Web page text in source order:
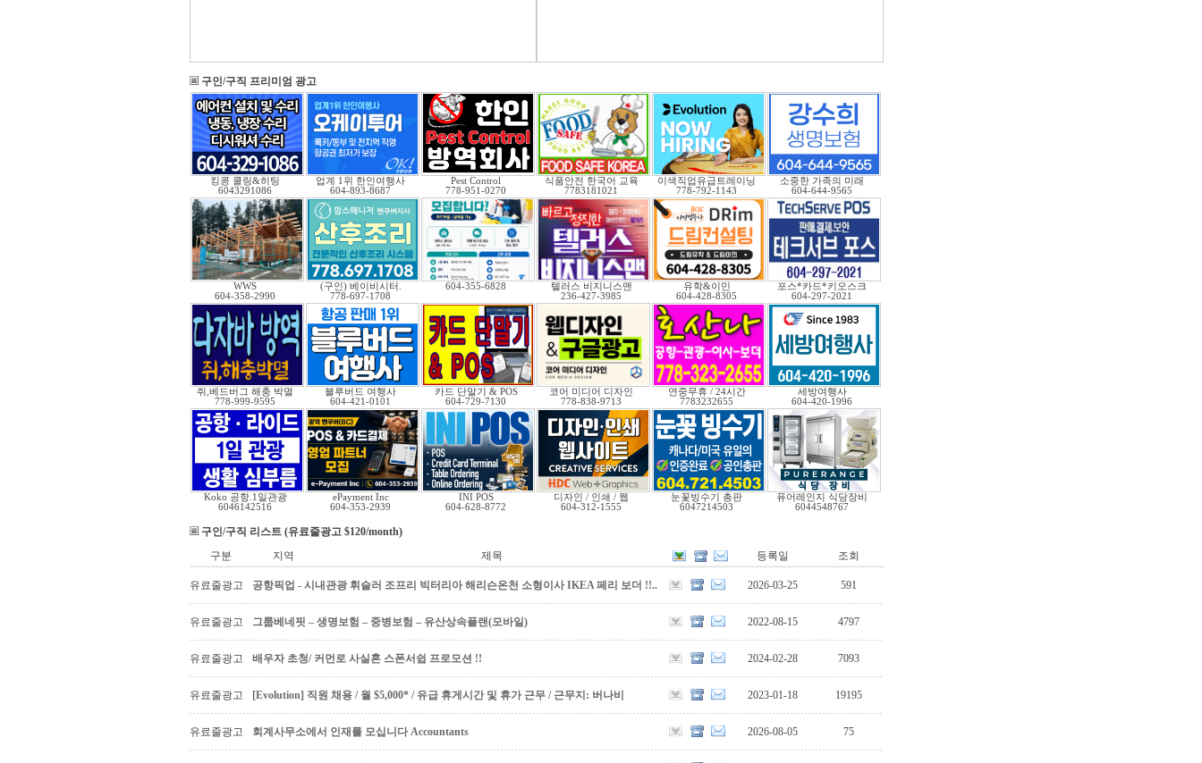
구인/구직 프리미엄 광고
킹콩 쿨링&히팅
6043291086
업계 1위 한인여행사
604-893-8687
Pest Control
778-951-0270
식품안전 한국어 교육
7783181021
이색직업유급트레이닝
778-792-1143
소중한 가족의 미래
604-644-9565
WWS
604-358-2990
(구인) 베이비시터.
778-697-1708
604-355-6828
텔러스 비지니스맨
236-427-3985
유학&이민
604-428-8305
포스*카드*키오스크
604-297-2021
쥐,베드버그 해충 박멸
778-999-9595
블루버드 여행사
604-421-0101
카드 단말기 & POS
604-729-7130
코어 미디어 디자인
778-838-9713
연중무휴 / 24시간
7783232655
세방여행사
604-420-1996
Koko 공항.1일관광
6046142516
ePayment Inc
604-353-2939
INI POS
604-628-8772
디자인 / 인쇄 / 웹
604-312-1555
눈꽃빙수기 총판
6047214503
퓨어레인지 식당장비
6044548767
구인/구직 리스트 (유료줄광고 $120/month)
구분
지역 제목 등록일 조회
유료줄광고 공항픽업 - 시내관광 휘슬러 조프리 빅터리아 해리슨온천 소형이사 IKEA 페리 보더 !!.. 2026-03-25 591
유료줄광고 그룹베네핏 – 생명보험 – 중병보험 – 유산상속플랜(모바일) 2022-08-15 4797
유료줄광고 배우자 초청/ 커먼로 사실혼 스폰서쉽 프로모션 !! 2024-02-28 7093
유료줄광고 [Evolution] 직원 채용 / 월 $5,000* / 유급 휴게시간 및 휴가 근무 / 근무지: 버나비 2023-01-18 19195
유료줄광고 회계사무소에서 인재를 모십니다 Accountants 2026-08-05 75